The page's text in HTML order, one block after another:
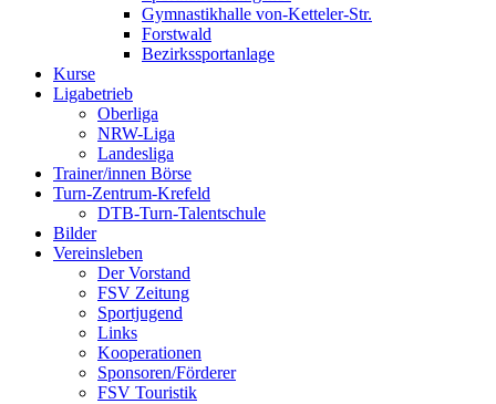
Gymnastikhalle von-Ketteler-Str.
Forstwald
Bezirkssportanlage
Kurse
Ligabetrieb
Oberliga
NRW-Liga
Landesliga
Trainer/innen Börse
Turn-Zentrum-Krefeld
DTB-Turn-Talentschule
Bilder
Vereinsleben
Der Vorstand
FSV Zeitung
Sportjugend
Links
Kooperationen
Sponsoren/Förderer
FSV Touristik